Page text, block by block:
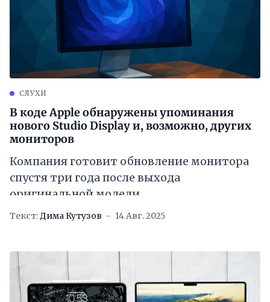
СЛУХИ
В коде Apple обнаружены упоминания
нового Studio Display и, возможно, других
мониторов
Компания готовит обновление монитора
спустя три года после выхода
оригинальной модели
Текст:Дима Кутузов 14 Авг. 2025